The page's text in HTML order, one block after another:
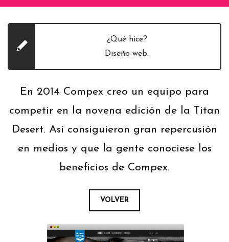
¿Qué hice?
Diseño web.
En 2014 Compex creo un equipo para
competir en la novena edición de la Titan
Desert. Así consiguieron gran repercusión
en medios y que la gente conociese los
beneficios de Compex.
VOLVER